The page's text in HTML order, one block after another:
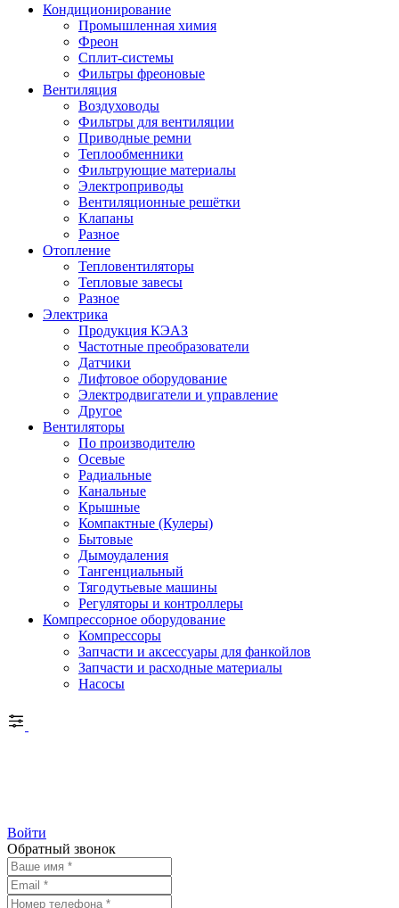
Кондиционирование
Промышленная химия
Фреон
Сплит-системы
Фильтры фреоновые
Вентиляция
Воздуховоды
Фильтры для вентиляции
Приводные ремни
Теплообменники
Фильтрующие материалы
Электроприводы
Вентиляционные решётки
Клапаны
Разное
Отопление
Тепловентиляторы
Тепловые завесы
Разное
Электрика
Продукция КЭАЗ
Частотные преобразователи
Датчики
Лифтовое оборудование
Электродвигатели и управление
Другое
Вентиляторы
По производителю
Осевые
Радиальные
Канальные
Крышные
Компактные (Кулеры)
Бытовые
Дымоудаления
Тангенциальный
Тягодутьевые машины
Регуляторы и контроллеры
Компрессорное оборудование
Компрессоры
Запчасти и аксессуары для фанкойлов
Запчасти и расходные материалы
Насосы
Войти
Обратный звонок